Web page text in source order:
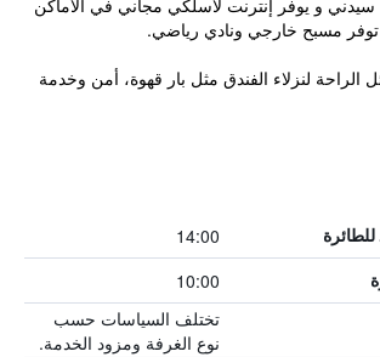
سيدني و يوفر إنترنت لاسلكي مجاني في الأماكن
توفر مسبح خارجي ونادي رياضي.
الراحة لنزلاء الفندق مثل بار قهوة، أمن وخدمة
14:00
10:00
تختلف السياسات حسب
نوع الغرفة ومزود الخدمة.